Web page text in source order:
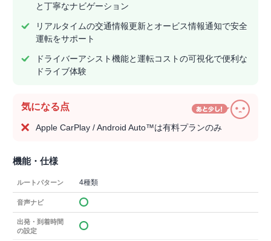
と丁寧なナビゲーション
リアルタイムの交通情報更新とオービス情報通知で安全
運転をサポート
ドライバーアシスト機能と運転コストの可視化で便利な
ドライブ体験
気になる点
Apple CarPlay / Android Auto™は有料プランのみ
機能・仕様
ルートパターン 4種類
音声ナビ
出発・到着時間
の設定